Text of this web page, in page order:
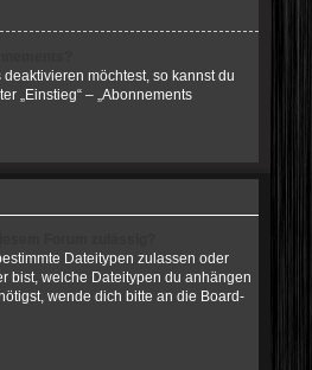
möchtest, so kannst du
„Einstieg“ – „Abonnements
Dateitypen zulassen oder
bist, welche Dateitypen du anhängen
wende dich bitte an die Board-